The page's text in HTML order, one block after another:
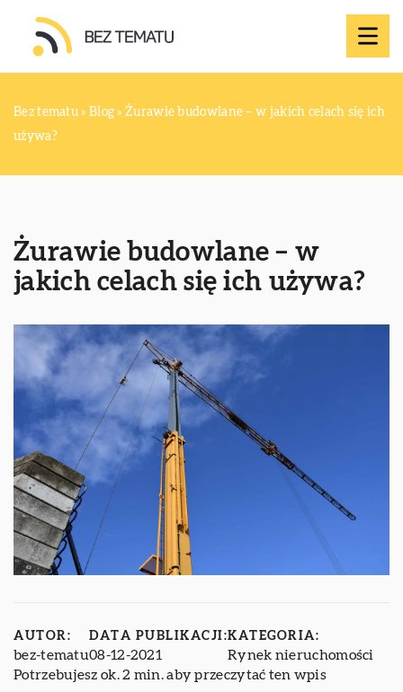
Bez tematu » Blog »Żurawie budowlane – w jakich celach się ich
używa?
Żurawie budowlane – w
jakich celach się ich używa?
AUTOR:
bez-tematu
DATA PUBLIKACJI:
08-12-2021
KATEGORIA:
Rynek nieruchomości
Potrzebujesz ok. 2 min. aby przeczytać ten wpis